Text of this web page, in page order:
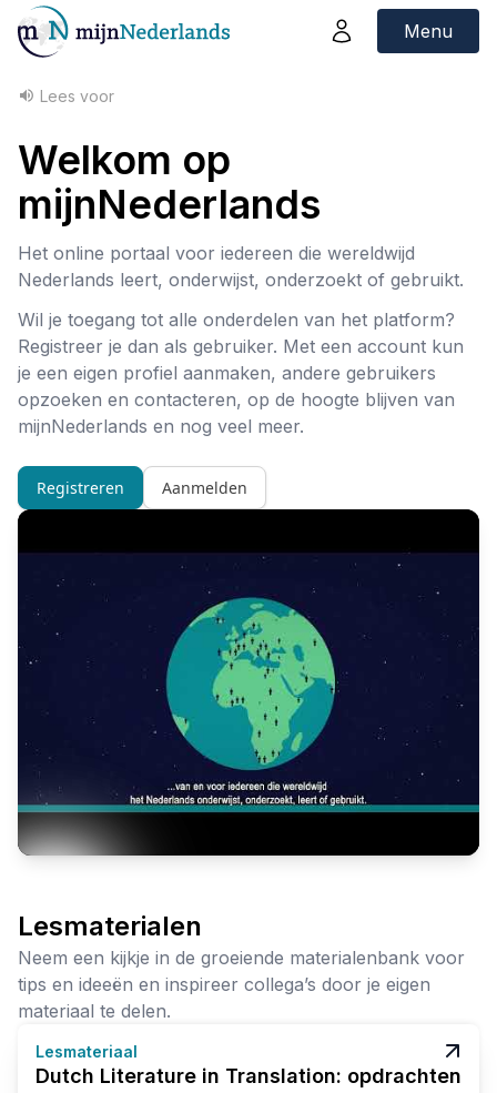
Menu
Lees voor
Welkom op
mijnNederlands
Het online portaal voor iedereen die wereldwijd
Nederlands leert, onderwijst, onderzoekt of gebruikt.
Wil je toegang tot alle onderdelen van het platform?
Registreer je dan als gebruiker. Met een account kun
je een eigen profiel aanmaken, andere gebruikers
opzoeken en contacteren, op de hoogte blijven van
mijnNederlands en nog veel meer.
Registreren Aanmelden
Lesmaterialen
Neem een kijkje in de groeiende materialenbank voor
tips en ideeën en inspireer collega’s door je eigen
materiaal te delen.
Lesmateriaal
Dutch Literature in Translation: opdrachten